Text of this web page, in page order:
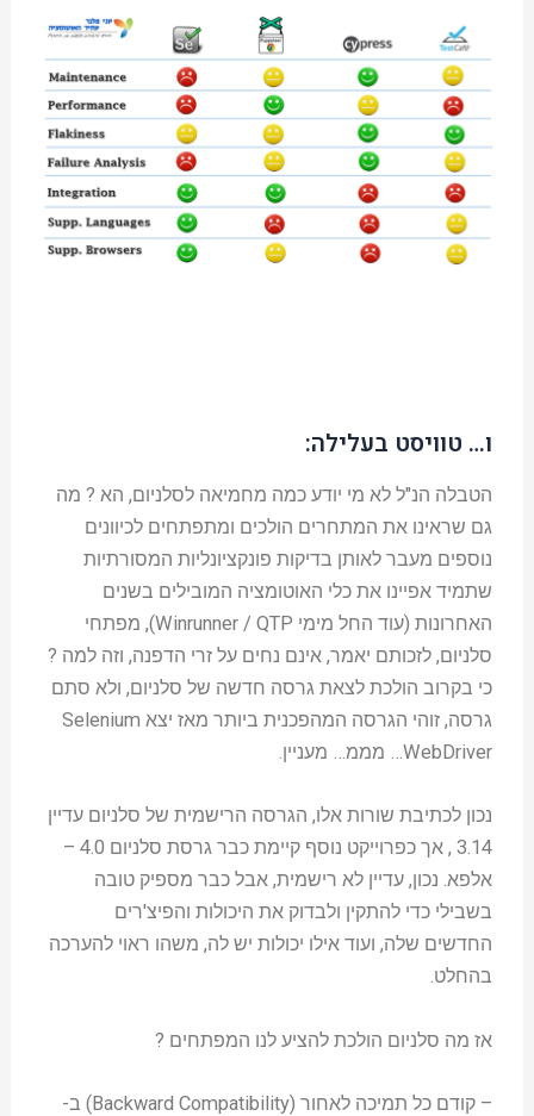
ו… טוויסט בעלילה:
הטבלה הנ"ל לא מי יודע כמה מחמיאה לסלניום, הא ? מה
גם שראינו את המתחרים הולכים ומתפתחים לכיוונים
נוספים מעבר לאותן בדיקות פונקציונליות המסורתיות
שתמיד אפיינו את כלי האוטומציה המובילים בשנים
האחרונות (עוד החל מימי Winrunner / QTP), מפתחי
סלניום, לזכותם יאמר, אינם נחים על זרי הדפנה, וזה למה ?
כי בקרוב הולכת לצאת גרסה חדשה של סלניום, ולא סתם
גרסה, זוהי הגרסה המהפכנית ביותר מאז יצא Selenium
WebDriver… מממ… מעניין.
נכון לכתיבת שורות אלו, הגרסה הרישמית של סלניום עדיין
3.14 , אך כפרוייקט נוסף קיימת כבר גרסת סלניום 4.0 –
אלפא. נכון, עדיין לא רישמית, אבל כבר מספיק טובה
בשבילי כדי להתקין ולבדוק את היכולות והפיצ'רים
החדשים שלה, ועוד אילו יכולות יש לה, משהו ראוי להערכה
בהחלט.
אז מה סלניום הולכת להציע לנו המפתחים ?
– קודם כל תמיכה לאחור (Backward Compatibility) ב-